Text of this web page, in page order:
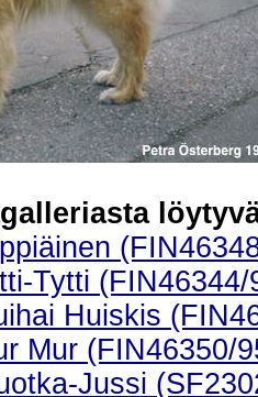
Tytti (FIN46344/
Huiskis
Mur (FIN46350/
Jussi